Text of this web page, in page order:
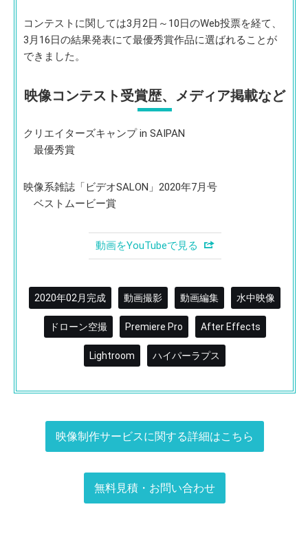
コンテストに関しては3月2日～10日のWeb投票を経て、
3月16日の結果発表にて最優秀賞作品に選ばれることが
できました。
映像コンテスト受賞歴、メディア掲載など
クリエイターズキャンプ in SAIPAN
最優秀賞
映像系雑誌「ビデオSALON」2020年7月号
ベストムービー賞
動画をYouTubeで見る
2020年02月完成 動画撮影 動画編集 水中映像
ドローン空撮 Premiere Pro After Effects
Lightroom ハイパーラプス
映像制作サービスに関する詳細はこちら
無料見積・お問い合わせ